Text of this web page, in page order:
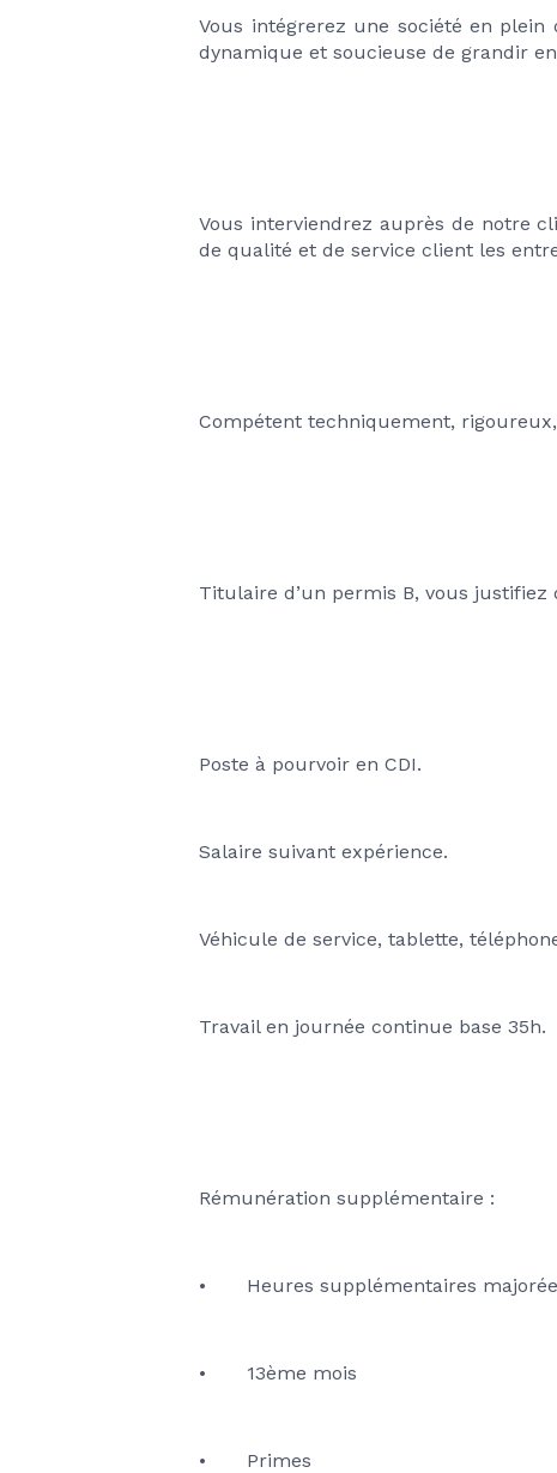
Vous intégrerez une société en plein
dynamique et soucieuse de grandir
Vous interviendrez auprès de notre
de qualité et de service client les
Compétent techniquement,
Titulaire d’un permis B, vous
Poste à pourvoir en CDI.
Salaire suivant expérience.
Véhicule de service, tablette,
Travail en journée continue base 35h.
Rémunération supplémentaire :
•	Heures supplémentaires
•	13ème mois
•	Primes